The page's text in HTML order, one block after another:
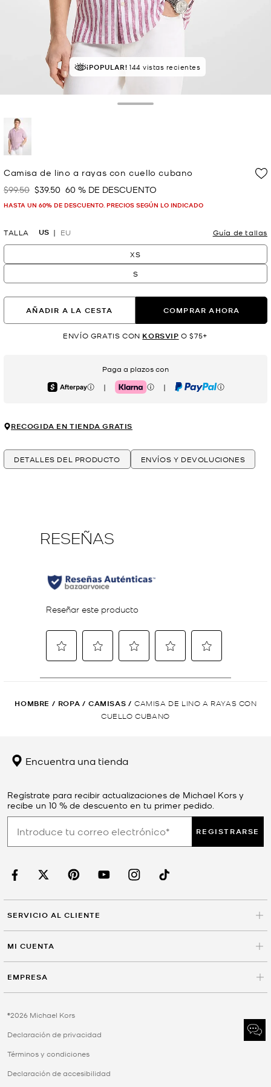
¡SOLICITADOS!11 vendidos
¡POPULAR! 144 vistas recientes
Camisa de lino a rayas con cuello cubano
Era
$99.50 Ahora
$39.50 60 % DE DESCUENTO
HASTA UN 60% DE DESCUENTO. PRECIOS SEGÚN LO INDICADO
TALLA US EU Guía de tallas
XS
S
AÑADIR A LA CESTA COMPRAR AHORA
ENVÍO GRATIS CON KORSVIP O $75+
Paga a plazos con
Afterpay | Klarna | PayPal
RECOGIDA EN TIENDA GRATIS
DETALLES DEL PRODUCTO ENVÍOS Y DEVOLUCIONES
HOMBRE / ROPA / CAMISAS / CAMISA DE LINO A RAYAS CON
CUELLO CUBANO
Encuentra una tienda
Regístrate para recibir actualizaciones de Michael Kors y
recibe un 10 % de descuento en tu primer pedido.
REGISTRARSE
SERVICIO AL CLIENTE
MI CUENTA
EMPRESA
©2026 Michael Kors
Declaración de privacidad
Términos y condiciones
Declaración de accesibilidad